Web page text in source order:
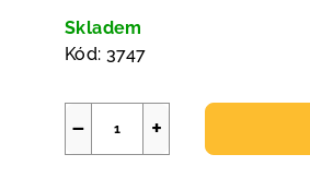
cena:
Skladem
Kód: 3747
+
−